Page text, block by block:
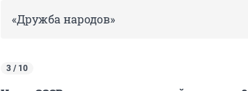
«Дружба народов»
3 / 10